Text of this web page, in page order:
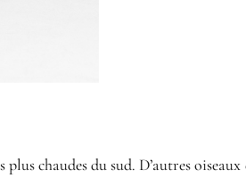
chaudes du sud. D’autres